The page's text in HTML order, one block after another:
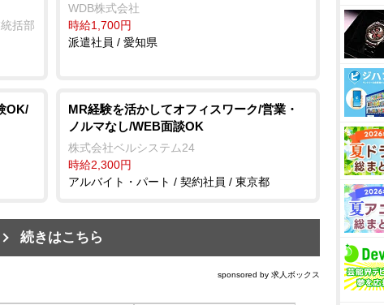
括部
WDB株式会社
時給1,700円
派遣社員 / 愛知県
OK/
MR経験を活かしてオフィスワーク/営業・
ノルマなし/WEB面談OK
株式会社ベルシステム24
時給2,300円
アルバイト・パート / 契約社員 / 東京都
続きはこちら
sponsored by 求人ボックス